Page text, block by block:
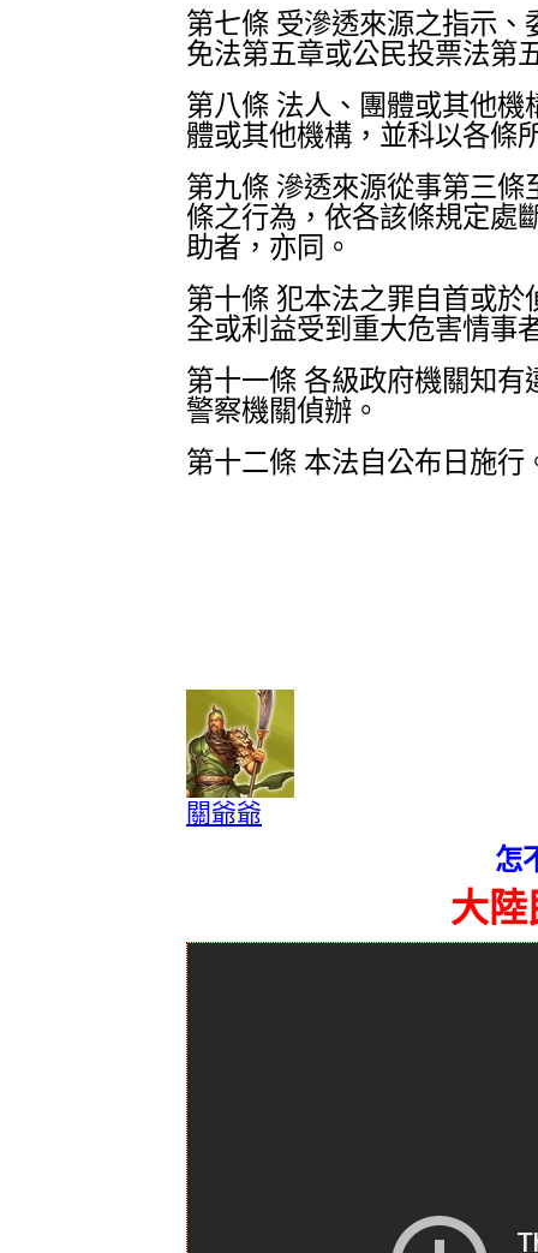
第七條 受滲透來源之指示
免法第五章或公民投票法第
第八條 法人、團體或其他
體或其他機構，並科以各條
第九條 滲透來源從事第三
條之行為，依各該條規定處
助者，亦同。
第十條 犯本法之罪自首或
全或利益受到重大危害情事
第十一條 各級政府機關知
警察機關偵辦。
第十二條 本法自公布日施行
關爺爺
怎
大陸